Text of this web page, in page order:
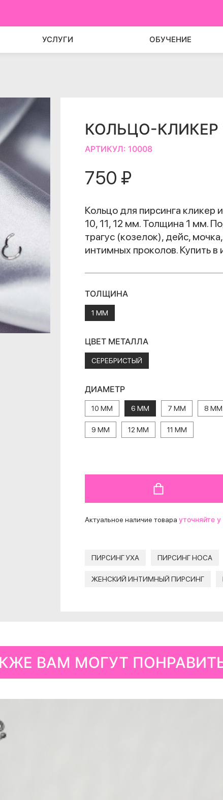
УСЛУГИ ОБУЧЕНИЕ
КОЛЬЦО-КЛИКЕР
АРТИКУЛ: 10008
750 ₽
Кольцо для пирсинга кликер
10, 11, 12 мм. Толщина 1 мм.
трагус (козелок), дейс,
интимных проколов. Купить
ТОЛЩИНА
1 ММ
ЦВЕТ МЕТАЛЛА
СЕРЕБРИСТЫЙ
ДИАМЕТР
10 ММ 6 ММ 7 ММ 8 ММ
9 ММ 12 ММ 11 ММ
ДОБАВИТЬ В КОРЗИНУ
Актуальное наличие товарауточняйте
ПИРСИНГ УХА ПИРСИНГ НОСА
ЖЕНСКИЙ ИНТИМНЫЙ ПИРСИНГ
ВАМ МОГУТ